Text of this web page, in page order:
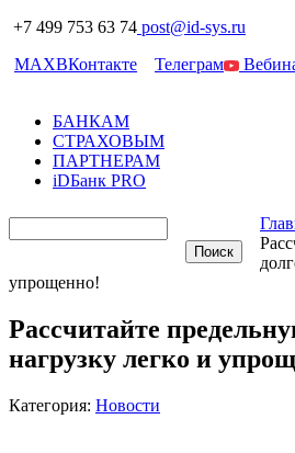
+7 499 753 63 74 post@id-sys.ru
MAXВКонтакте Телеграм
БАНКАМ
СТРАХОВЫМ
ПАРТНЕРАМ
iDБанк PRO
упрощенно!
Рассчитайте
нагрузку легко и
Категория: Новости